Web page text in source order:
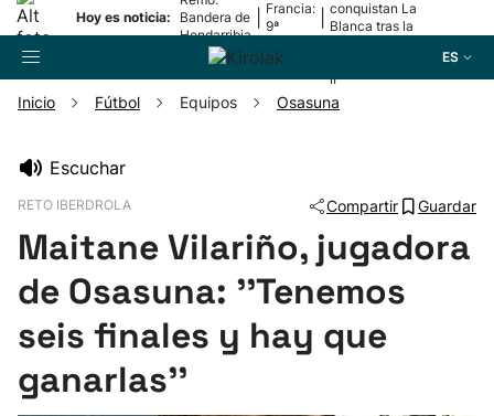
Hoy es noticia:
Bandera de
Hondarribia
Francia:
9ª
conquistan La
Blanca tras la
II
ES
Pelota
Remo
Baloncesto
Inicio Fútbol Equipos Osasuna
Escuchar
RETO IBERDROLA Compartir Guardar
Maitane Vilariño, jugadora
de Osasuna: ''Tenemos
seis finales y hay que
ganarlas''